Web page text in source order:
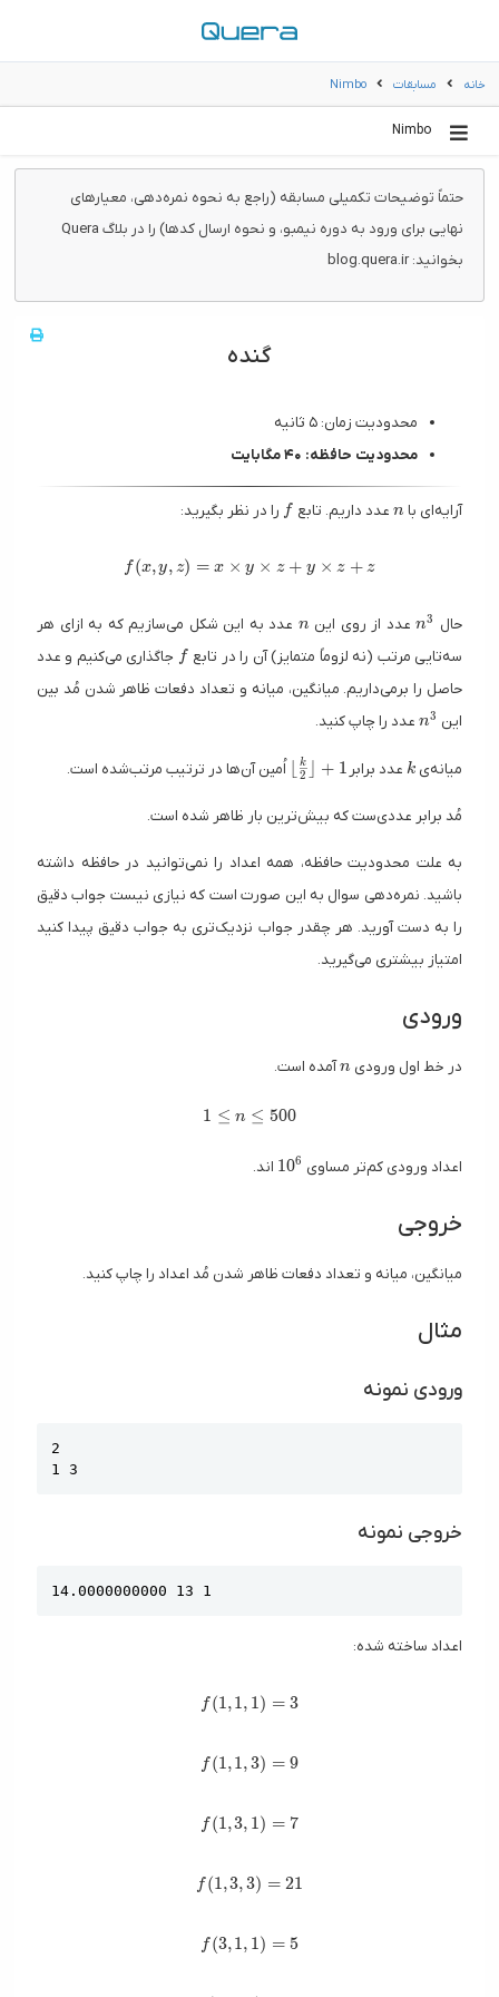
خانه مسابقات Nimbo
Nimbo
حتماً توضیحات تکمیلی مسابقه (راجع به نحوه نمره‌دهی، معیارهای
نهایی برای ورود به دوره نیمبو، و نحوه ارسال کدها) را در بلاگ Quera
بخوانید: blog.quera.ir
گنده
محدودیت زمان:‌ ۵ ثانیه
محدودیت حافظه: ۴۰ مگابایت
آرایه‌ای با
n
n عدد داریم. تابع f را در نظر بگیرید:
f(x, y, z) = x \times y \times z + y \times z + z
f (x,y, z) = x × y × z + y × z + z
حال
n^3
n3 عدد از روی این n عدد به این شکل می‌سازیم که به ازای هر
سه‌تایی مرتب (نه لزوماً متمایز) آن را در تابع f
f جاگذاری می‌کنیم و عدد
حاصل را برمی‌داریم. میانگین، میانه و تعداد دفعات ظاهر شدن مُد بین
این
n^3
n3 عدد را چاپ کنید.
میانه‌ی k
k عدد برابر
\lfloor \frac{k}{2}
2
k + 1 اُمین آن‌ها در ترتیب مرتب‌شده است.
مُد برابر عددی‌ست که بیش‌ترین بار ظاهر شده است.
به علت محدودیت حافظه، همه اعداد را نمی‌توانید در حافظه داشته
باشید. نمره‌دهی سوال به این صورت است که نیازی نیست جواب دقیق
را به دست آورید. هر چقدر جواب نزدیک‌تری به جواب دقیق پیدا کنید
امتیاز بیشتری می‌گیرید.
ورودی
در خط اول ورودی nآمده است.
1 \le n \le 500
1 ≤ n ≤ 500
اعداد ورودی کم‌تر مساوی
10^6
106 اند.
خروجی
میانگین، میانه و تعداد دفعات ظاهر شدن مُد اعداد را چاپ کنید.
مثال
ورودی نمونه
2
1 3
خروجی نمونه
اعداد ساخته شده:
f(1, 1, 1) = 3
f (1,1, 1) = 3
f(1, 1, 3) = 9
f (1,1,3) = 9
f(1, 3, 1) = 7
f (1,3, 1) = 7
f(1, 3, 3) = 21
f (1,3,3) = 21
f(3, 1, 1) = 5
f (3,1, 1) = 5